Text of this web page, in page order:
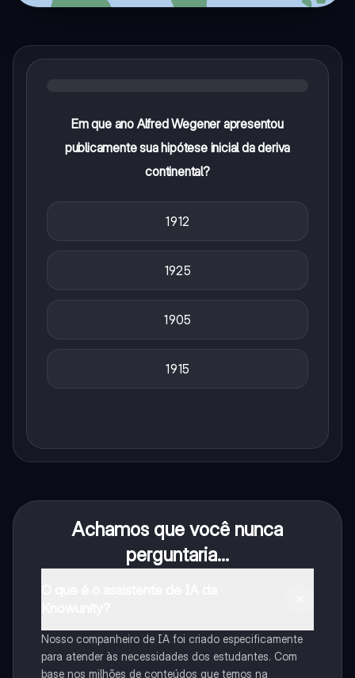
Em que ano Alfred Wegener apresentou
publicamente sua hipótese inicial da deriva
continental?
1912
1925
1905
1915
Achamos que você nunca
perguntaria...
Nosso companheiro de IA foi criado especificamente
para atender às necessidades dos estudantes. Com
base nos milhões de conteúdos que temos na